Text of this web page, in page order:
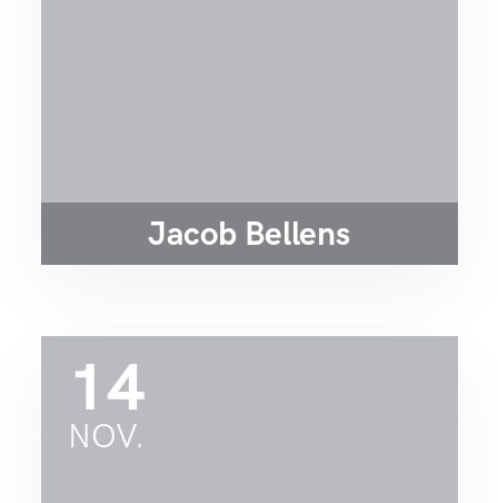
Jacob Bellens
14
NOV.